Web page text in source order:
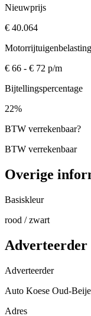
Nieuwprijs
€ 40.064
Motorrijtuigenbelasting
€ 66 - € 72 p/m
Bijtellingspercentage
22%
BTW verrekenbaar?
BTW verrekenbaar
Overige
Basiskleur
rood / zwart
Adverteerder
Adverteerder
Auto Koese Oud-
Adres